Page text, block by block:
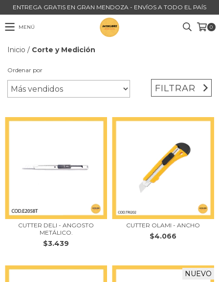
ENTREGA GRATIS EN GRAN MENDOZA - ENVÍOS A TODO EL PAÍS
MENÚ 0
Inicio / Corte y Medición
Ordenar por
FILTRAR
CUTTER DELI - ANGOSTO
METÁLICO.
$3.439
CUTTER OLAMI - ANCHO
$4.066
NUEVO